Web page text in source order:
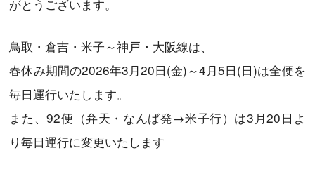
がとうございます。
鳥取・倉吉・米子～神戸・大阪線は、
春休み期間の2026年3月20日(金)～4月5日(日)は全便を
毎日運行いたします。
また、92便（弁天・なんば発→米子行）は3月20日よ
り毎日運行に変更いたします